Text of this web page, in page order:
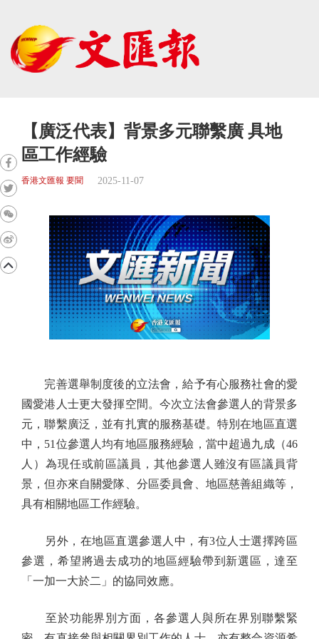
【廣泛代表】背景多元聯繫廣 具地
區工作經驗
香港文匯報 要聞 2025-11-07
完善選舉制度後的立法會，給予有心服務社會的愛
國愛港人士更大發揮空間。今次立法會參選人的背景多
元，聯繫廣泛，並有扎實的服務基礎。特別在地區直選
中，51位參選人均有地區服務經驗，當中超過九成（46
人）為現任或前區議員，其他參選人雖沒有區議員背
景，但亦來自關愛隊、分區委員會、地區慈善組織等，
具有相關地區工作經驗。
另外，在地區直選參選人中，有3位人士選擇跨區
參選，希望將過去成功的地區經驗帶到新選區，達至
「一加一大於二」的協同效應。
至於功能界別方面，各參選人與所在界別聯繫緊